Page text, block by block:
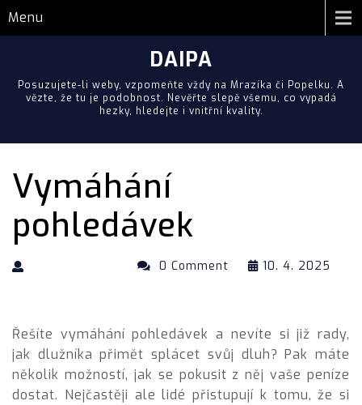
Menu
DAIPA
Posuzujete-li weby, vzpomeňte vždy na Mrazíka či Popelku. A
vězte, že tu je podobnost. Nevěřte slepě všemu, co vypadá
hezky, hledejte i vnitřní kvality.
Vymáhání
pohledávek
10. 4. 2025
0 Comment
Řešíte vymáhání pohledávek a nevíte si již rady,
jak dlužníka přimět splácet svůj dluh? Pak máte
několik možností, jak se pokusit z něj vaše peníze
dostat. Nejčastěji ale lidé přistupují k tomu, že si